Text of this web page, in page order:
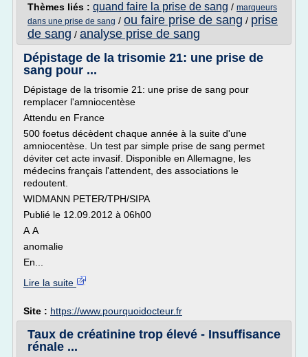
Thèmes liés : quand faire la prise de sang / marqueurs
dans une prise de sang / ou faire prise de sang / prise
de sang / analyse prise de sang
Dépistage de la trisomie 21: une prise de
sang pour ...
Dépistage de la trisomie 21: une prise de sang pour
remplacer l'amniocentèse
Attendu en France
500 foetus décèdent chaque année à la suite d'une
amniocentèse. Un test par simple prise de sang permet
déviter cet acte invasif. Disponible en Allemagne, les
médecins français l'attendent, des associations le
redoutent.
WIDMANN PETER/TPH/SIPA
Publié le 12.09.2012 à 06h00
A A
anomalie
En...
Lire la suite
Site : https://www.pourquoidocteur.fr
Taux de créatinine trop élevé - Insuffisance
rénale ...